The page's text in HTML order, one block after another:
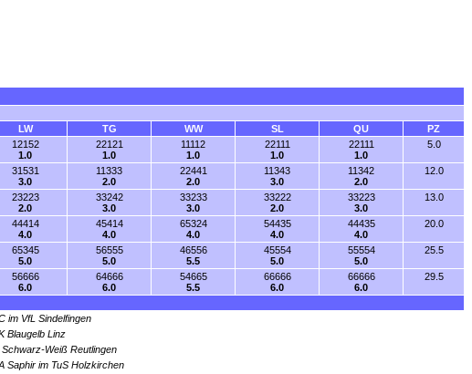
LW TG WW SL QU
PZ
12152
1.0
22121
1.0
11112
1.0
22111
1.0
22111
1.0
5.0
31531
3.0
11333
2.0
22441
2.0
11343
3.0
11342
2.0
12.0
23223
2.0
33242
3.0
33233
3.0
33222
2.0
33223
3.0
13.0
44414
4.0
45414
4.0
65324
4.0
54435
4.0
44435
4.0
20.0
65345
5.0
56555
5.0
46556
5.5
45554
5.0
55554
5.0
25.5
56666
6.0
64666
6.0
54665
5.5
66666
6.0
66666
6.0
29.5
im VfL Sindelfingen
Blaugelb Linz
Schwarz-Weiß Reutlingen
Saphir im TuS Holzkirchen